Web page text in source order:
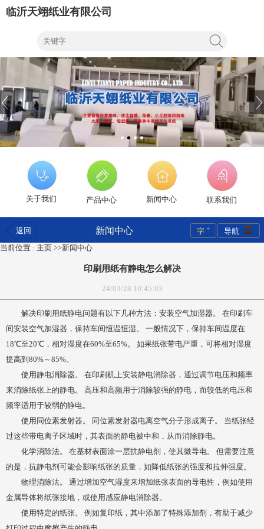
临沂天翊纸业有限公司
关于我们 产品中心 新闻中心 联系我们
返回 新闻中心 导航
字 +
当前位置 : 主页 >>新闻中心
印刷用纸有静电怎么解决
24/03/28 10:45:03
解决印刷用纸静电问题有以下几种方法：安装空气加湿器。 在印刷车
间安装空气加湿器，保持车间恒温恒湿。 一般情况下，保持车间温度在
18℃至20℃，相对湿度在60%至65%。 如果纸张带电严重，可将相对湿度
提高到80%～85%。
使用静电消除器。 在印刷机上安装静电消除器，通过调节电压和频率
来消除纸张上的静电。 高压和高频用于消除较强的静电，而较低的电压和
频率适用于较弱的静电。
使用同位素发射器。 同位素发射器电离空气分子形成离子。 当纸张经
过这些带电离子区域时，其表面的静电被中和，从而消除静电。
化学消除法。 在基材表面涂一层抗静电剂，使其微导电。 但需要注意
的是，抗静电剂可能会影响纸张的质量，如降低纸张的强度和拉伸强度。
物理消除法。 通过增加空气湿度来增加纸张表面的导电性，例如使用
金属导体将纸张接地，或使用感应静电消除器。
使用特定的纸张。 例如复印纸，其中添加了特殊添加剂，有助于减少